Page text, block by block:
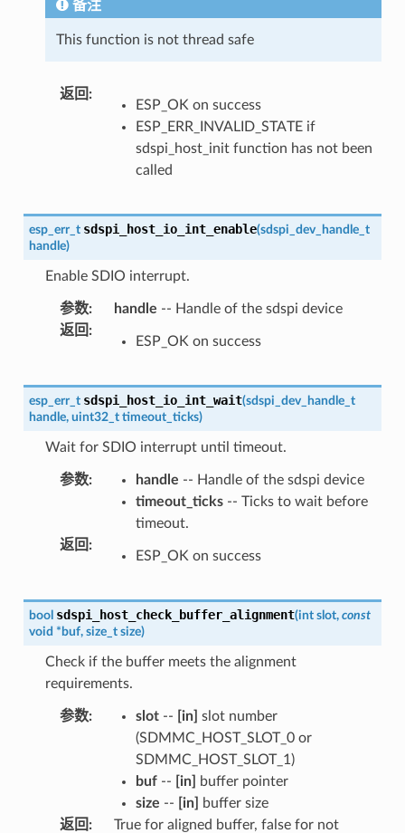
备注
This function is not thread safe
返回 :
ESP_OK on success
ESP_ERR_INVALID_STATE if
sdspi_host_init function has not been
called
esp_err_t sdspi_host_io_int_enable(sdspi_dev_handle_t
handle)
Enable SDIO interrupt.
参数: handle -- Handle of the sdspi device
返回 :
ESP_OK on success
esp_err_t sdspi_host_io_int_wait(sdspi_dev_handle_t
handle, uint32_t timeout_ticks)
Wait for SDIO interrupt until timeout.
参数: handle -- Handle of the sdspi device
timeout_ticks-- Ticks to wait before
timeout.
返回 :
ESP_OK on success
bool sdspi_host_check_buffer_alignment(int slot, const
void * buf, size_t size)
Check if the buffer meets the alignment
requirements.
参数: slot-- [in] slot number
(SDMMC_HOST_SLOT_0 or
SDMMC_HOST_SLOT_1)
buf-- [in]
buffer pointer
size -- [in]
buffer size
返回 :
True for aligned buffer, false for not